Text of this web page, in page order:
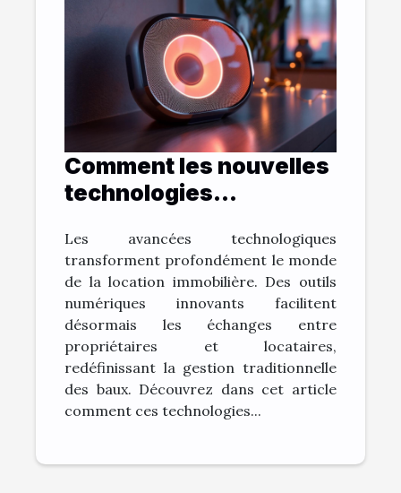
Comment les nouvelles
technologies
relations locatives ?
Les avancées technologiques
transforment profondément le monde
de la location immobilière. Des outils
numériques innovants facilitent
désormais les échanges entre
propriétaires et locataires,
redéfinissant la gestion traditionnelle
des baux. Découvrez dans cet article
comment ces technologies...